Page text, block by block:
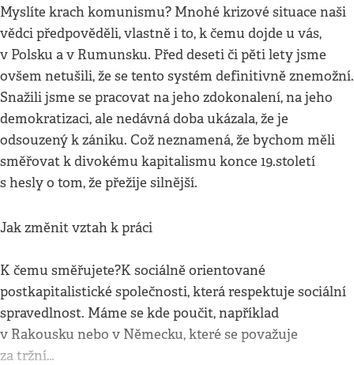
Myslíte krach komunismu? Mnohé krizové situace naši
vědci předpověděli, vlastně i to, k čemu dojde u vás,
v Polsku a v Rumunsku. Před deseti či pěti lety jsme
ovšem netušili, že se tento systém definitivně znemožní.
Snažili jsme se pracovat na jeho zdokonalení, na jeho
demokratizaci, ale nedávná doba ukázala, že je
odsouzený k zániku. Což neznamená, že bychom měli
směřovat k divokému kapitalismu konce 19.století
s hesly o tom, že přežije silnější.
Jak změnit vztah k práci
K čemu směřujete?K sociálně orientované
postkapitalistické společnosti, která respektuje sociální
spravedlnost. Máme se kde poučit, například
v Rakousku nebo v Německu, které se považuje
za tržní…